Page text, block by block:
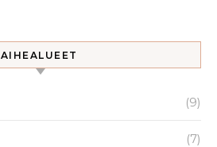
AIHEALUEET
(9)
(7)